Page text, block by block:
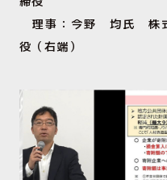
理事：今野 均氏 株
役（右端）